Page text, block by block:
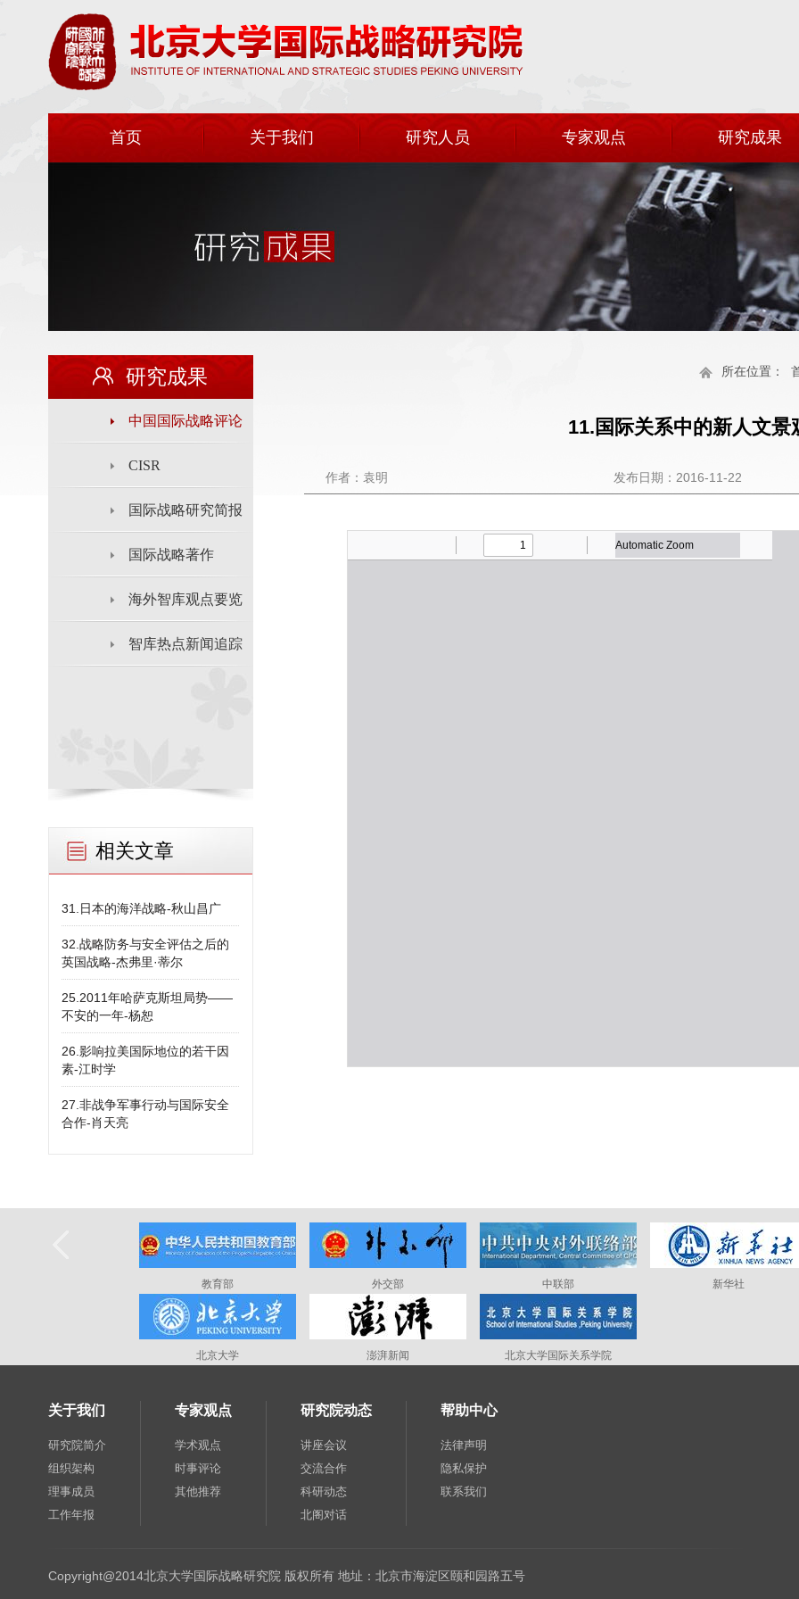
首页 关于我们 研究人员 专家观点 研究成果
所在位置：
研究成果
中国国际战略评论
CISR
国际战略研究简报
国际战略著作
海外智库观点要览
智库热点新闻追踪
相关文章
31.日本的海洋战略-秋山昌广
32.战略防务与安全评估之后的
英国战略-杰弗里·蒂尔
25.2011年哈萨克斯坦局势——
不安的一年-杨恕
26.影响拉美国际地位的若干因
素-江时学
27.非战争军事行动与国际安全
合作-肖天亮
11.国际关系中的新人文景
作者：袁明 发布日期：2016-11-22
教育部 外交部 中联部 新华社
北京大学 澎湃新闻 北京大学国际关系学院
关于我们
研究院简介
组织架构
理事成员
工作年报
专家观点
学术观点
时事评论
其他推荐
研究院动态
讲座会议
交流合作
科研动态
北阁对话
帮助中心
法律声明
隐私保护
联系我们
Copyright@2014北京大学国际战略研究院 版权所有 地址：北京市海淀区颐和园路五号